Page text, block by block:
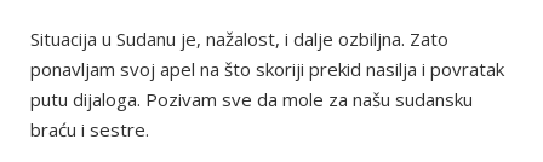
Situacija u Sudanu je, nažalost, i dalje ozbiljna. Zato
ponavljam svoj apel na što skoriji prekid nasilja i povratak
putu dijaloga. Pozivam sve da mole za našu sudansku
braću i sestre.